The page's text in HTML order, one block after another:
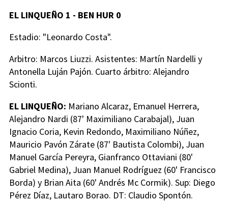
EL LINQUEÑO 1 - BEN HUR 0
Estadio: "Leonardo Costa".
Arbitro: Marcos Liuzzi. Asistentes: Martín Nardelli y
Antonella Luján Pajón. Cuarto árbitro: Alejandro
Scionti.
EL LINQUEÑO: Mariano Alcaraz, Emanuel Herrera,
Alejandro Nardi (87' Maximiliano Carabajal), Juan
Ignacio Coria, Kevin Redondo, Maximiliano Núñez,
Mauricio Pavón Zárate (87' Bautista Colombi), Juan
Manuel García Pereyra, Gianfranco Ottaviani (80'
Gabriel Medina), Juan Manuel Rodríguez (60' Francisco
Borda) y Brian Aita (60' Andrés Mc Cormik). Sup: Diego
Pérez Díaz, Lautaro Borao. DT: Claudio Spontón.